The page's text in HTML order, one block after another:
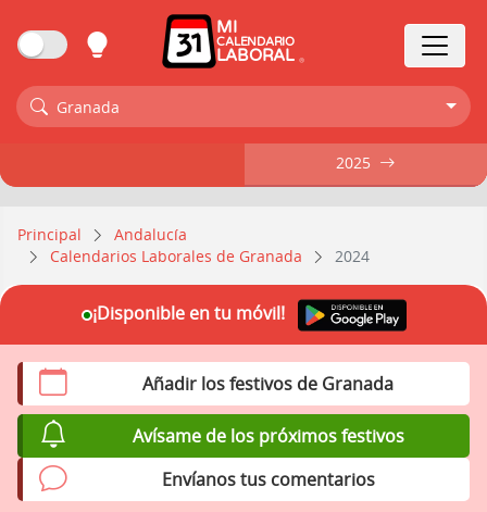
MI
CALENDARIO
LABORAL
Granada
Principal
Andalucía
Calendarios Laborales de Granada
2024
2025
2025
Añadir los festivos de Granada
Avísame de los próximos festivos
Envíanos tus comentarios
¡Disponible en tu móvil!